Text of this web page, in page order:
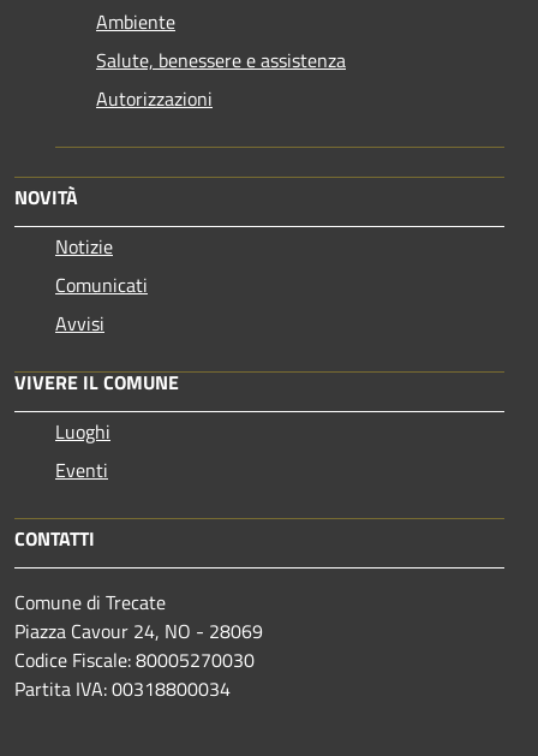
Ambiente
Salute, benessere e assistenza
Autorizzazioni
NOVITÀ
Notizie
Comunicati
Avvisi
VIVERE IL COMUNE
Luoghi
Eventi
CONTATTI
Comune di Trecate
Piazza Cavour 24, NO - 28069
Codice Fiscale: 80005270030
Partita IVA: 00318800034